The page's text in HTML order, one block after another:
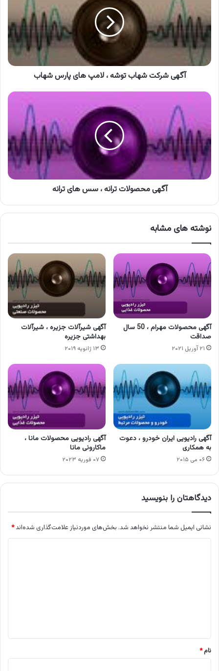
توشه
،
لامپ
های
پارس
شهاب
آگهی شرکت شهاب توشه ، لامپ های پارس شهاب
آگهی
محصولات
،
سس
های
ترانه
آگهی محصولات ترانه ، سس های ترانه
نوشته های مشابه
آگهی محصولات مهرام ، 50 سال
صداقت
۲۱ آوریل ۲۰۲۱
آگهی شیرآلات جزیره ، شیرآلات
بهداشتی جزیره
۱۳ ژانویه ۲۰۱۹
آگهی رادیویی ایران خودرو ، دعوت
به همکاری
۰۶ می ۲۰۱۵
آگهی رادیویی محصولات مانا ،
ماکارونی مانا
۰۷ فوریه ۲۰۲۳
دیدگاهتان را بنویسید
نشانی ایمیل شما منتشر نخواهد شد. بخش‌های موردنیاز علامت‌گذاری شده‌اند*
نام*